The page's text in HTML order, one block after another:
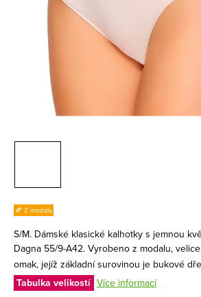
🍂 Z modalu
S/M. Dámské klasické kalhotky s jemnou
Dagna 55/9-A42.Vyrobeno z modalu,
omak, jejíž základní surovinou je bukové
Tabulka velikostí Více informací